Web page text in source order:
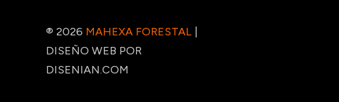
® 2026 MAHEXA FORESTAL
DISEÑO WEB POR
DISENIAN.COM